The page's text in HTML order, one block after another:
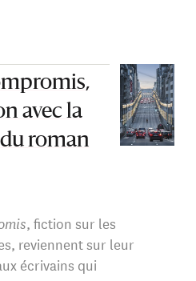
avec la
roman
, fiction sur les
reviennent sur leur
écrivains qui